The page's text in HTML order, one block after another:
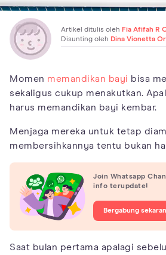
Artikel ditulis oleh Fia Afifah R
Disunting oleh Dina Vionetta
Momen memandikan bayi bisa
sekaligus cukup menakutkan.
harus memandikan bayi kembar.
Menjaga mereka untuk tetap
membersihkannya tentu bukan
Join Whatsapp
info terupdate!
Bergabung
Saat bulan pertama apalagi